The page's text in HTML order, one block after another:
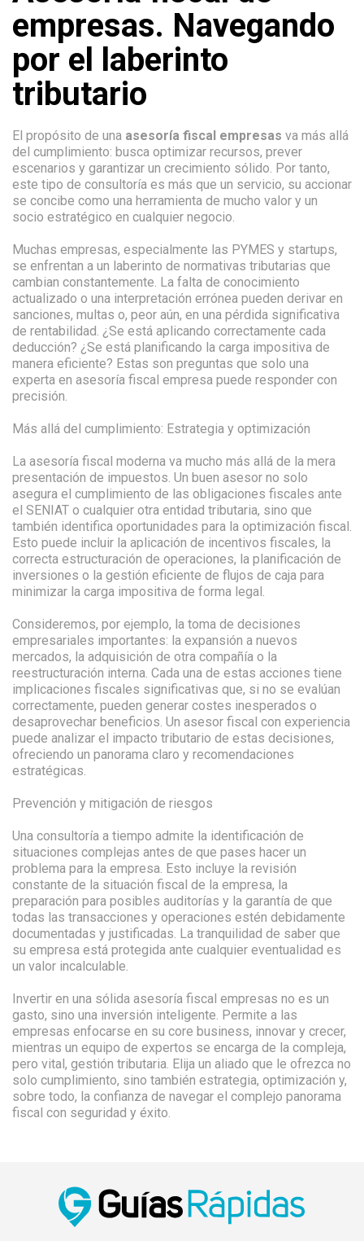
empresas. Navegando
por el laberinto
tributario
El propósito de una asesoría fiscal empresas va más allá
del cumplimiento: busca optimizar recursos, prever
escenarios y garantizar un crecimiento sólido. Por tanto,
este tipo de consultoría es más que un servicio, su accionar
se concibe como una herramienta de mucho valor y un
socio estratégico en cualquier negocio.
Muchas empresas, especialmente las PYMES y startups,
se enfrentan a un laberinto de normativas tributarias que
cambian constantemente. La falta de conocimiento
actualizado o una interpretación errónea pueden derivar en
sanciones, multas o, peor aún, en una pérdida significativa
de rentabilidad. ¿Se está aplicando correctamente cada
deducción? ¿Se está planificando la carga impositiva de
manera eficiente? Estas son preguntas que solo una
experta en asesoría fiscal empresa puede responder con
precisión.
Más allá del cumplimiento: Estrategia y optimización
La asesoría fiscal moderna va mucho más allá de la mera
presentación de impuestos. Un buen asesor no solo
asegura el cumplimiento de las obligaciones fiscales ante
el SENIAT o cualquier otra entidad tributaria, sino que
también identifica oportunidades para la optimización fiscal.
Esto puede incluir la aplicación de incentivos fiscales, la
correcta estructuración de operaciones, la planificación de
inversiones o la gestión eficiente de flujos de caja para
minimizar la carga impositiva de forma legal.
Consideremos, por ejemplo, la toma de decisiones
empresariales importantes: la expansión a nuevos
mercados, la adquisición de otra compañía o la
reestructuración interna. Cada una de estas acciones tiene
implicaciones fiscales significativas que, si no se evalúan
correctamente, pueden generar costes inesperados o
desaprovechar beneficios. Un asesor fiscal con experiencia
puede analizar el impacto tributario de estas decisiones,
ofreciendo un panorama claro y recomendaciones
estratégicas.
Prevención y mitigación de riesgos
Una consultoría a tiempo admite la identificación de
situaciones complejas antes de que pases hacer un
problema para la empresa. Esto incluye la revisión
constante de la situación fiscal de la empresa, la
preparación para posibles auditorías y la garantía de que
todas las transacciones y operaciones estén debidamente
documentadas y justificadas. La tranquilidad de saber que
su empresa está protegida ante cualquier eventualidad es
un valor incalculable.
Invertir en una sólida asesoría fiscal empresas no es un
gasto, sino una inversión inteligente. Permite a las
empresas enfocarse en su core business, innovar y crecer,
mientras un equipo de expertos se encarga de la compleja,
pero vital, gestión tributaria. Elija un aliado que le ofrezca no
solo cumplimiento, sino también estrategia, optimización y,
sobre todo, la confianza de navegar el complejo panorama
fiscal con seguridad y éxito.